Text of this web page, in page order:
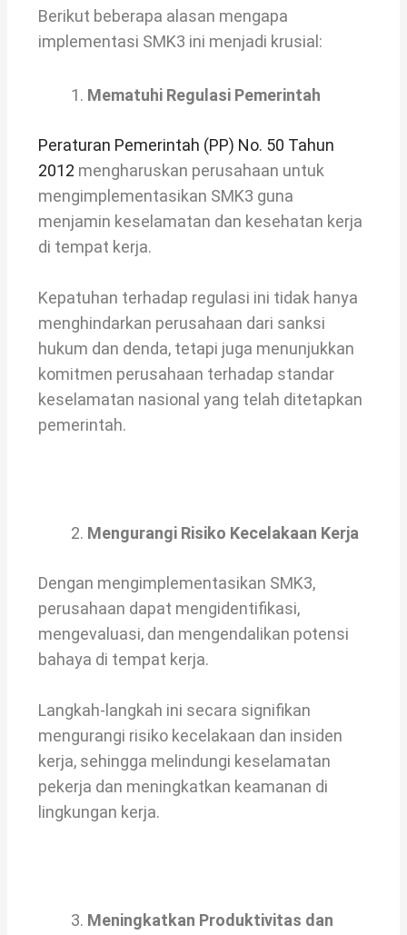
Berikut beberapa alasan mengapa
implementasi SMK3 ini menjadi krusial:
Mematuhi Regulasi Pemerintah
Peraturan Pemerintah (PP) No. 50 Tahun
2012 mengharuskan perusahaan untuk
mengimplementasikan SMK3 guna
menjamin keselamatan dan kesehatan kerja
di tempat kerja.
Kepatuhan terhadap regulasi ini tidak hanya
menghindarkan perusahaan dari sanksi
hukum dan denda, tetapi juga menunjukkan
komitmen perusahaan terhadap standar
keselamatan nasional yang telah ditetapkan
pemerintah.
Mengurangi Risiko Kecelakaan Kerja
Dengan mengimplementasikan SMK3,
perusahaan dapat mengidentifikasi,
mengevaluasi, dan mengendalikan potensi
bahaya di tempat kerja.
Langkah-langkah ini secara signifikan
mengurangi risiko kecelakaan dan insiden
kerja, sehingga melindungi keselamatan
pekerja dan meningkatkan keamanan di
lingkungan kerja.
Meningkatkan Produktivitas dan